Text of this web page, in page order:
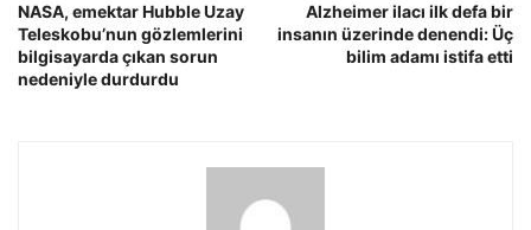
NASA, emektar Hubble Uzay
Teleskobu’nun gözlemlerini
bilgisayarda çıkan sorun
nedeniyle durdurdu
Alzheimer ilacı ilk defa bir
insanın üzerinde denendi: Üç
bilim adamı istifa etti